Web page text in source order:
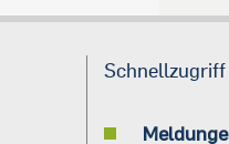
Schnellzugriff